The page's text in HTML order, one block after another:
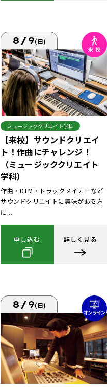
8/9(日)
ミュージッククリエイト学科
【来校】サウンドクリエイ
ト！作曲にチャレンジ！
（ミュージッククリエイト
学科）
作曲・DTM・トラックメイカーなど
サウンドクリエイトに興味がある方
に...
申し込む 詳しく見る
8/9(日)